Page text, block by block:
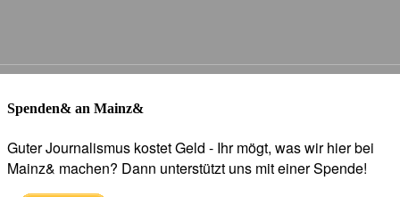
Spenden& an Mainz&
Guter Journalismus kostet Geld - Ihr mögt, was wir hier bei
Mainz& machen? Dann unterstützt uns mit einer Spende!